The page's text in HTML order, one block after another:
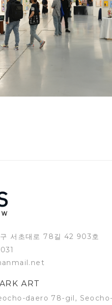
구 서초대로 78길 42 903호
ART
daero 78-gil,